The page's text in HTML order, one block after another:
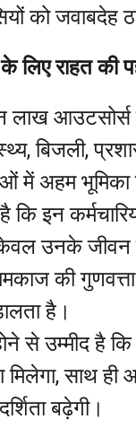
को जवाबदेह
लिए राहत की
लाख आउटसोर्स
बिजली,
में अहम भूमिका
कि इन
उनके
की
है।
से उम्मीद है कि
मिलेगा, साथ ही
बढ़ेगी।